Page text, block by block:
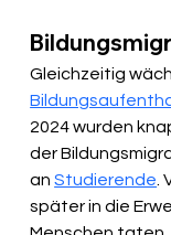
Gleichzeitig
2024 wurden
der
an Studierende .
später in die